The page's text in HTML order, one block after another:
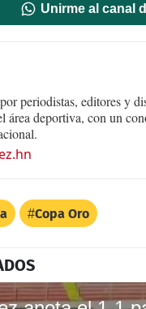
Unirme al canal
periodistas, editores y
área deportiva, con un
Copa Oro